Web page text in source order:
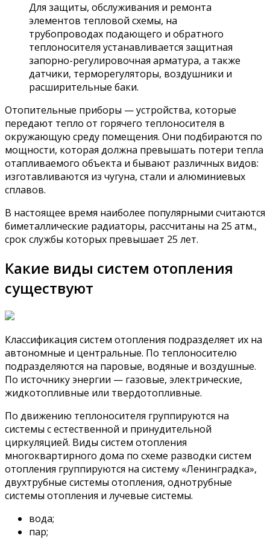
Для защиты, обслуживания и ремонта
элементов тепловой схемы, на
трубопроводах подающего и обратного
теплоносителя устанавливается защитная
запорно-регулировочная арматура, а также
датчики, терморегуляторы, воздушники и
расширительные баки.
Отопительные приборы — устройства, которые
передают тепло от горячего теплоносителя в
окружающую среду помещения. Они подбираются по
мощности, которая должна превышать потери тепла
отапливаемого объекта и бывают различных видов:
изготавливаются из чугуна, стали и алюминиевых
сплавов.
В настоящее время наиболее популярными считаются
биметаллические радиаторы, рассчитаны на 25 атм.,
срок службы которых превышает 25 лет.
Какие виды систем отопления
существуют
Классификация систем отопления подразделяет их на
автономные и центральные. По теплоносителю
подразделяются на паровые, водяные и воздушные.
По источнику энергии — газовые, электрические,
жидкотопливные или твердотопливные.
По движению теплоносителя группируются на
системы с естественной и принудительной
циркуляцией. Виды систем отопления
многоквартирного дома по схеме разводки систем
отопления группируются на систему «Ленинградка»,
двухтрубные системы отопления, однотрубные
системы отопления и лучевые системы.
вода;
пар;